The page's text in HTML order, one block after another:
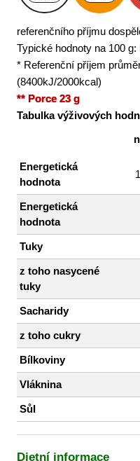
referenčního příjmu
Typické hodnoty na 100
* Referenční příjem
(8400kJ/2000kcal)
** Porce 23 g
Tabulka výživových
Energetická
hodnota
Energetická
hodnota
Tuky
z toho nasycené
tuky
Sacharidy
z toho cukry
Bílkoviny
Vláknina
Sůl
Dietní informace